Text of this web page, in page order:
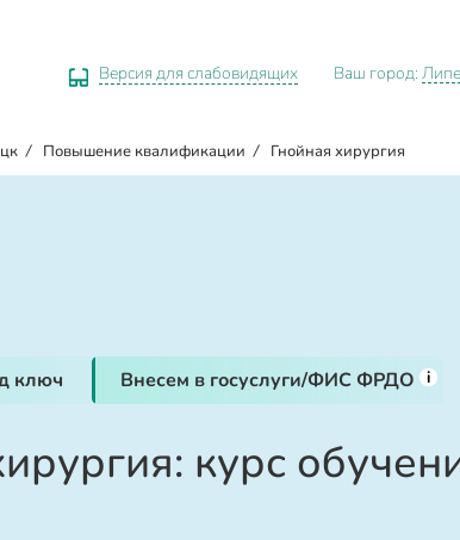
Версия для слабовидящих Ваш город:
/ Повышение квалификации / Гнойная хирургия
ключ Внесем в госуслуги/ФИС ФРДО i
курс